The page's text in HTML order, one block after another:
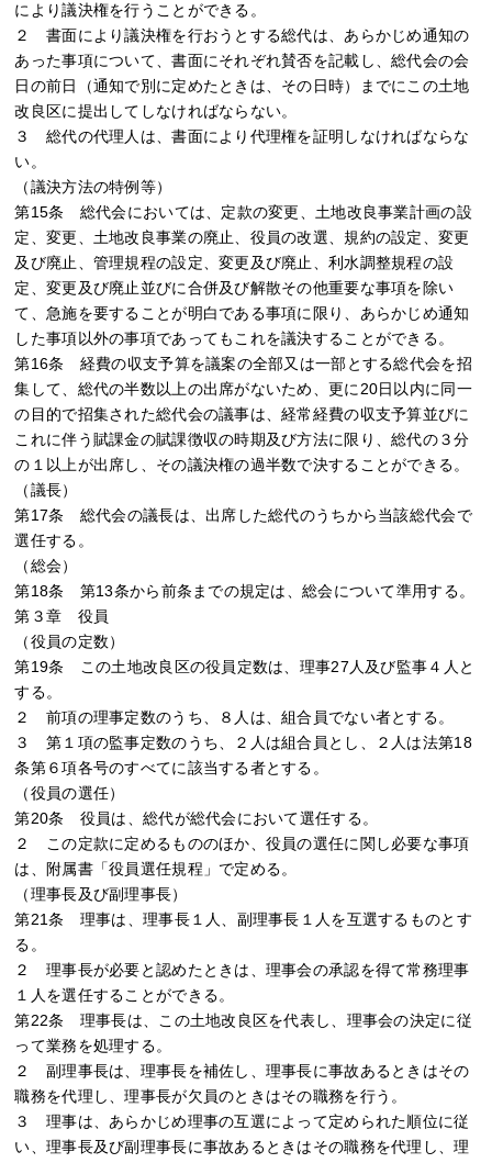
により議決権を行うことができる。
２ 書面により議決権を行おうとする総代は、あらかじめ通知の
あった事項について、書面にそれぞれ賛否を記載し、総代会の会
日の前日（通知で別に定めたときは、その日時）までにこの土地
改良区に提出してしなければならない。
３ 総代の代理人は、書面により代理権を証明しなければならな
い。
（議決方法の特例等）
第15条 総代会においては、定款の変更、土地改良事業計画の設
定、変更、土地改良事業の廃止、役員の改選、規約の設定、変更
及び廃止、管理規程の設定、変更及び廃止、利水調整規程の設
定、変更及び廃止並びに合併及び解散その他重要な事項を除い
て、急施を要することが明白である事項に限り、あらかじめ通知
した事項以外の事項であってもこれを議決することができる。
第16条 経費の収支予算を議案の全部又は一部とする総代会を招
集して、総代の半数以上の出席がないため、更に20日以内に同一
の目的で招集された総代会の議事は、経常経費の収支予算並びに
これに伴う賦課金の賦課徴収の時期及び方法に限り、総代の３分
の１以上が出席し、その議決権の過半数で決することができる。
（議長）
第17条 総代会の議長は、出席した総代のうちから当該総代会で
選任する。
（総会）
第18条 第13条から前条までの規定は、総会について準用する。
第３章 役員
（役員の定数）
第19条 この土地改良区の役員定数は、理事27人及び監事４人と
する。
２ 前項の理事定数のうち、８人は、組合員でない者とする。
３ 第１項の監事定数のうち、２人は組合員とし、２人は法第18
条第６項各号のすべてに該当する者とする。
（役員の選任）
第20条 役員は、総代が総代会において選任する。
２ この定款に定めるもののほか、役員の選任に関し必要な事項
は、附属書「役員選任規程」で定める。
（理事長及び副理事長）
第21条 理事は、理事長１人、副理事長１人を互選するものとす
る。
２ 理事長が必要と認めたときは、理事会の承認を得て常務理事
１人を選任することができる。
第22条 理事長は、この土地改良区を代表し、理事会の決定に従
って業務を処理する。
２ 副理事長は、理事長を補佐し、理事長に事故あるときはその
職務を代理し、理事長が欠員のときはその職務を行う。
３ 理事は、あらかじめ理事の互選によって定められた順位に従
い、理事長及び副理事長に事故あるときはその職務を代理し、理